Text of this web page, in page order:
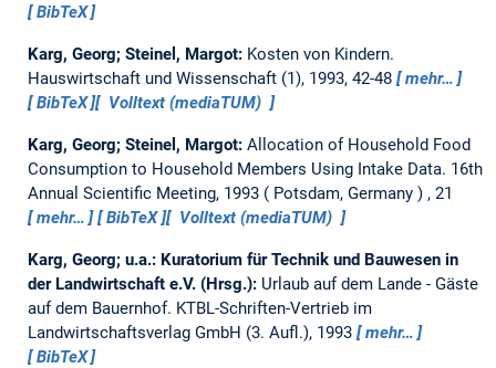
BibTeX
Karg, Georg; Steinel, Margot: Kosten von Kindern.
Hauswirtschaft und Wissenschaft (1), 1993, 42-48
mehr…
BibTeX
Volltext (mediaTUM)
Karg, Georg; Steinel, Margot: Allocation of Household Food
Consumption to Household Members Using Intake Data. 16th
Annual Scientific Meeting, 1993
Potsdam, Germany
, 21
mehr…
BibTeX Volltext (mediaTUM)
Karg, Georg; u.a.: Kuratorium für Technik und Bauwesen in
der Landwirtschaft e.V. (Hrsg.): Urlaub auf dem Lande - Gäste
auf dem Bauernhof. KTBL-Schriften-Vertrieb im
Landwirtschaftsverlag GmbH (3. Aufl.), 1993
mehr…
BibTeX